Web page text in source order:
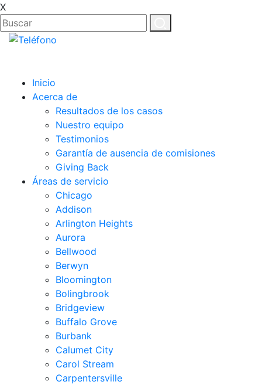
X
Inicio
Acerca de
Resultados de los casos
Nuestro equipo
Testimonios
Garantía de ausencia de comisiones
Giving Back
Áreas de servicio
Chicago
Addison
Arlington Heights
Aurora
Bellwood
Berwyn
Bloomington
Bolingbrook
Bridgeview
Buffalo Grove
Burbank
Calumet City
Carol Stream
Carpentersville